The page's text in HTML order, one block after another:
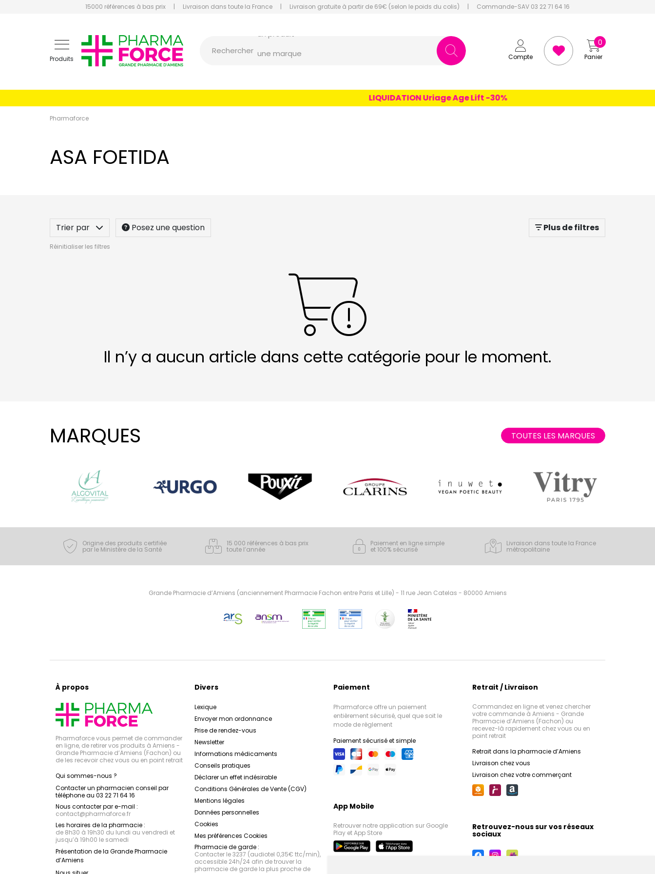
15000 références à bas prix | Livraison dans toute la France | Livraison gratuite à partir de 69€ (selon le poids du colis) | Commande-SAV 03 22 71 64 16
Produits
Pharmaforce Grande Pharmacie Amiens Fachon
Compte Panier
0
Rechercher
un conseil
une marque
LIQUIDATION Uriage Age Lift -30%
Pharmaforce
ASA FOETIDA
Trier par Posez une question Plus de filtres
Réinitialiser les filtres
Il n’y a aucun article dans cette catégorie pour le moment.
MARQUES TOUTES LES MARQUES
Origine des produits certifiée
par le Ministère de la Santé
15 000 références à bas prix
toute l’année
Paiement en ligne simple
et 100% sécurisé
Livraison dans toute la France
métropolitaine
Grande Pharmacie d’Amiens (anciennement Pharmacie Fachon entre Paris et Lille) - 11 rue Jean Catelas - 80000 Amiens
À propos
Pharmaforce vous permet de commander
en ligne, de retirer vos produits à Amiens -
Grande Pharmacie d’Amiens (Fachon) ou
de les recevoir chez vous ou en point retrait
Qui sommes-nous ?
Contacter un pharmacien conseil par
téléphone au 03 22 71 64 16
Nous contacter par e-mail :
contact@pharmaforce.fr
Les horaires de la pharmacie :
de 8h30 à 19h30 du lundi au vendredi et
jusqu’à 19h00 le samedi
Présentation de la Grande Pharmacie
d’Amiens
Divers
Lexique
Envoyer mon ordonnance
Prise de rendez-vous
Newsletter
Informations médicaments
Conseils pratiques
Déclarer un effet indésirable
Conditions Générales de Vente (CGV)
Mentions légales
Données personnelles
Cookies
Mes préférences Cookies
Pharmacie de garde :
Contacter le 3237 (audiotel 0,35€ ttc/min),
accessible 24h/24 afin de trouver la
pharmacie de garde la plus proche de
Paiement
Pharmaforce offre un paiement
entièrement sécurisé, quel que soit le
mode de règlement
Paiement sécurisé et simple
App Mobile
Retrouver notre application sur Google
Play et App Store
Retrait / Livraison
Commandez en ligne et venez chercher
votre commande à Amiens - Grande
Pharmacie d’Amiens (Fachon) ou
recevez-là rapidement chez vous ou en
point retrait
Retrait dans la pharmacie d’Amiens
Livraison chez vous
Livraison chez votre commerçant
Retrouvez-nous sur vos réseaux
sociaux